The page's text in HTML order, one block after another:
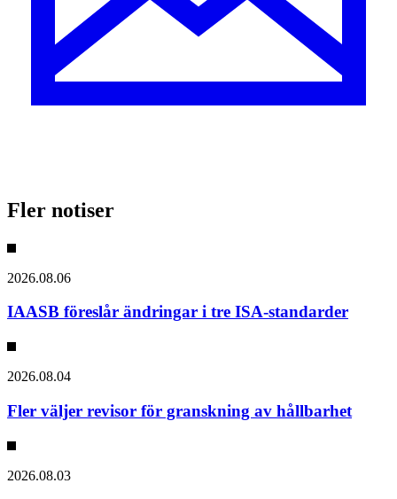
Fler notiser
2026.08.06
IAASB föreslår ändringar i tre ISA-standarder
2026.08.04
Fler väljer revisor för granskning av hållbarhet
2026.08.03